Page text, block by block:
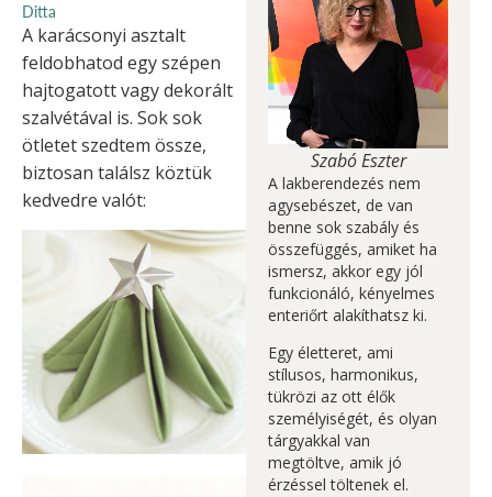
Ditta
A karácsonyi asztalt
feldobhatod egy szépen
hajtogatott vagy dekorált
szalvétával is. Sok sok
ötletet szedtem össze,
biztosan találsz köztük
kedvedre valót:
Szabó Eszter
A lakberendezés nem
agysebészet, de van
benne sok szabály és
összefüggés, amiket ha
ismersz, akkor egy jól
funkcionáló, kényelmes
enteriőrt alakíthatsz ki.
Egy életteret, ami
stílusos, harmonikus,
tükrözi az ott élők
személyiségét, és olyan
tárgyakkal van
megtöltve, amik jó
érzéssel töltenek el.